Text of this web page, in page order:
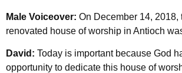
Male Voiceover: On December 14, 2018,
renovated house of worship in Antioch
David: Today is important because God
opportunity to dedicate this house of